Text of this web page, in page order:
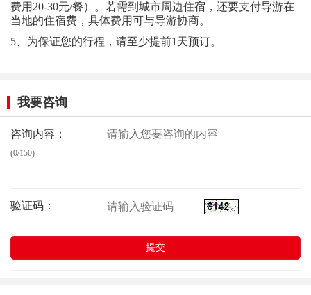
费用20-30元/餐）。若需到城市周边住宿，还要支付导游在
当地的住宿费，具体费用可与导游协商。
5、为保证您的行程，请至少提前1天预订。
我要咨询
咨询内容：
(0/150)
验证码：